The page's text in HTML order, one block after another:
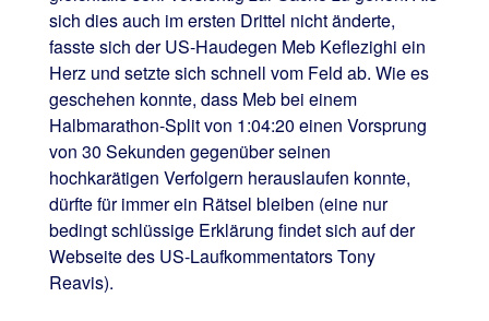
sich dies auch im ersten Drittel nicht änderte,
fasste sich der US-Haudegen Meb Keflezighi ein
Herz und setzte sich schnell vom Feld ab. Wie es
geschehen konnte, dass Meb bei einem
Halbmarathon-Split von 1:04:20 einen Vorsprung
von 30 Sekunden gegenüber seinen
hochkarätigen Verfolgern herauslaufen konnte,
dürfte für immer ein Rätsel bleiben (eine nur
bedingt schlüssige Erklärung findet sich auf der
Webseite des US-Laufkommentators Tony
Reavis).